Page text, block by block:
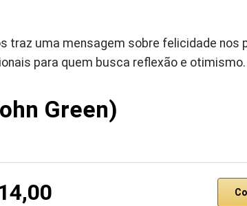
traz uma mensagem sobre felicidade nos
para quem busca reflexão e otimismo.
Green)